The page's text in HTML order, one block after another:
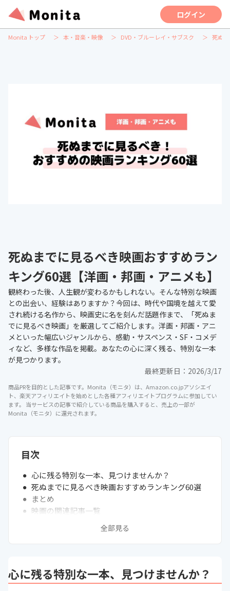
ログイン
Monita トップ 本・音楽・映像 DVD・ブルーレイ・サブスク 死ぬ
死ぬまでに見るべき映画おすすめラン
キング60選【洋画・邦画・アニメも】
観終わった後、人生観が変わるかもしれない。そんな特別な映画
との出会い、経験はありますか？今回は、時代や国境を越えて愛
され続ける名作から、映画史に名を刻んだ話題作まで、「死ぬま
でに見るべき映画」を厳選してご紹介します。洋画・邦画・アニ
メといった幅広いジャンルから、感動・サスペンス・SF・コメデ
ィなど、多様な作品を掲載。あなたの心に深く残る、特別な一本
が見つかります。
最終更新日： 2026/3/17
商品PRを目的とした記事です。Monita（モニタ）は、Amazon.co.jpアソシエイ
ト、楽天アフィリエイトを始めとした各種アフィリエイトプログラムに参加してい
ます。 当サービスの記事で紹介している商品を購入すると、売上の一部が
Monita（モニタ）に還元されます。
目次
心に残る特別な一本、見つけませんか？
死ぬまでに見るべき映画おすすめランキング60選
まとめ
映画の関連記事一覧
全部見る
心に残る特別な一本、見つけませんか？